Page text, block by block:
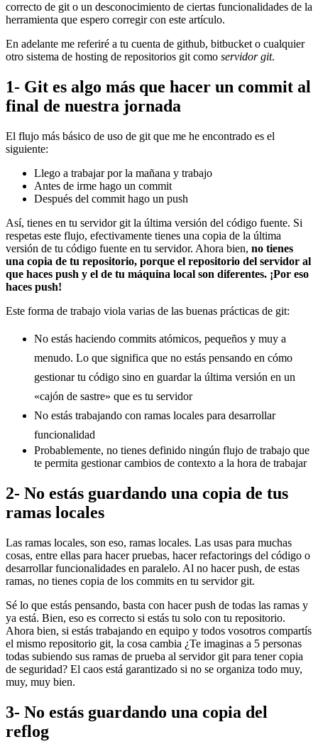
correcto de git o un desconocimiento de ciertas funcionalidades de la
herramienta que espero corregir con este artículo.
En adelante me referiré a tu cuenta de github, bitbucket o cualquier
otro sistema de hosting de repositorios git como servidor git.
1- Git es algo más que hacer un commit al
final de nuestra jornada
El flujo más básico de uso de git que me he encontrado es el
siguiente:
Llego a trabajar por la mañana y trabajo
Antes de irme hago un commit
Después del commit hago un push
Así, tienes en tu servidor git la última versión del código fuente. Si
respetas este flujo, efectivamente tienes una copia de la última
versión de tu código fuente en tu servidor. Ahora bien, no tienes
una copia de tu repositorio, porque el repositorio del servidor al
que haces push y el de tu máquina local son diferentes. ¡Por eso
haces push!
Este forma de trabajo viola varias de las buenas prácticas de git:
No estás haciendo commits atómicos, pequeños y muy a
menudo. Lo que significa que no estás pensando en cómo
gestionar tu código sino en guardar la última versión en un
«cajón de sastre» que es tu servidor
No estás trabajando con ramas locales para desarrollar
funcionalidad
Probablemente, no tienes definido ningún flujo de trabajo que
te permita gestionar cambios de contexto a la hora de trabajar
2- No estás guardando una copia de tus
ramas locales
Las ramas locales, son eso, ramas locales. Las usas para muchas
cosas, entre ellas para hacer pruebas, hacer refactorings del código o
desarrollar funcionalidades en paralelo. Al no hacer push, de estas
ramas, no tienes copia de los commits en tu servidor git.
Sé lo que estás pensando, basta con hacer push de todas las ramas y
ya está. Bien, eso es correcto si estás tu solo con tu repositorio.
Ahora bien, si estás trabajando en equipo y todos vosotros compartís
el mismo repositorio git, la cosa cambia ¿Te imaginas a 5 personas
todas subiendo sus ramas de prueba al servidor git para tener copia
de seguridad? El caos está garantizado si no se organiza todo muy,
muy, muy bien.
3- No estás guardando una copia del
reflog